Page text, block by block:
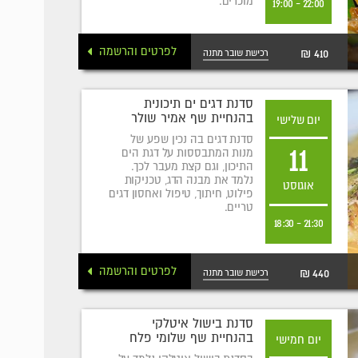
22:00
-
19:00
410 ₪ רכישת שובר מתנה לפרטים והרשמה
יום שלישי
11
אוגוסט
21:30
-
18:30
סדנת דגים ים תיכונית
בהנחיית שף אמיר שולר
סדנת דגים בה נכין שפע של
מנות המתבססות על דגת הים
התיכון, וגם קצת מעבר לכך.
נלמד את מבנה הדג, טכניקות
פילוט, חיתוך, טיפול ואחסון דגים
טריים.
440 ₪ רכישת שובר מתנה לפרטים והרשמה
יום חמישי
סדנת בישול איטלקי
בהנחיית שף שלומי פלח